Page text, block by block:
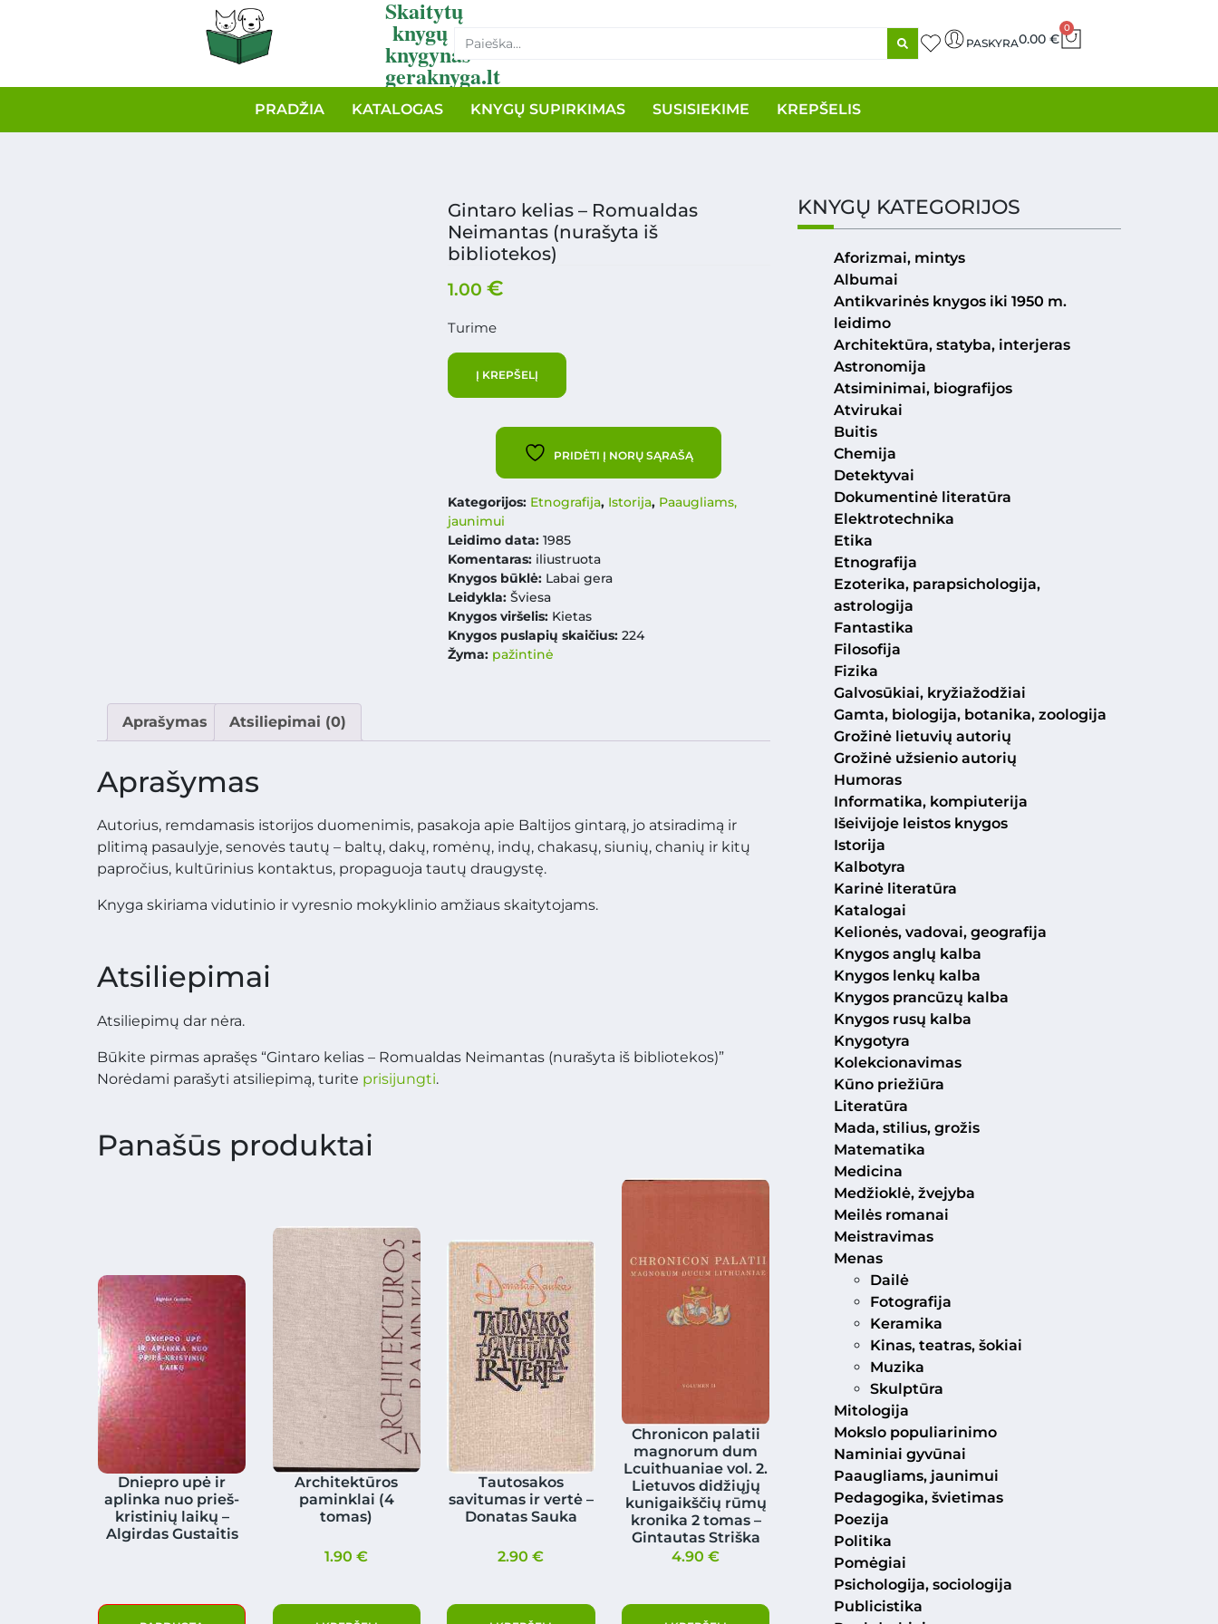
Skaitytų
knygų
knygynas
geraknyga.lt
PASKYRA0.00 €
0
PRADŽIA KATALOGAS KNYGŲ SUPIRKIMAS SUSISIEKIME KREPŠELIS
Gintaro kelias – Romualdas
Neimantas (nurašyta iš
bibliotekos)
1.00 €
Turime
Į KREPŠELĮ
PRIDĖTI Į NORŲ SĄRAŠĄ
Kategorijos: Etnografija, Istorija, Paaugliams,
jaunimui
Leidimo data:1985
Komentaras: iliustruota
Knygos būklė: Labai gera
Leidykla:Šviesa
Knygos viršelis: Kietas
Knygos puslapių skaičius: 224
Žyma: pažintinė
Aprašymas Atsiliepimai (0)
Aprašymas
Autorius, remdamasis istorijos duomenimis, pasakoja apie Baltijos gintarą, jo atsiradimą ir
plitimą pasaulyje, senovės tautų – baltų, dakų, romėnų, indų, chakasų, siunių, chanių ir kitų
papročius, kultūrinius kontaktus, propaguoja tautų draugystę.
Knyga skiriama vidutinio ir vyresnio mokyklinio amžiaus skaitytojams.
Atsiliepimai
Atsiliepimų dar nėra.
Būkite pirmas aprašęs “Gintaro kelias – Romualdas Neimantas (nurašyta iš bibliotekos)”
Norėdami parašyti atsiliepimą, turite prisijungti.
Panašūs produktai
Dniepro upė ir
aplinka nuo prieš-
kristinių laikų –
Algirdas Gustaitis
Architektūros
paminklai (4
tomas)
1.90€
Tautosakos
savitumas ir vertė –
Donatas Sauka
2.90€
Chronicon palatii
magnorum dum
Lcuithuaniae vol. 2.
Lietuvos didžiųjų
kunigaikščių rūmų
kronika 2 tomas –
Gintautas Striška
4.90€
KNYGŲ KATEGORIJOS
Aforizmai, mintys
Albumai
Antikvarinės knygos iki 1950 m.
leidimo
Architektūra, statyba, interjeras
Astronomija
Atsiminimai, biografijos
Atvirukai
Buitis
Chemija
Detektyvai
Dokumentinė literatūra
Elektrotechnika
Etika
Etnografija
Ezoterika, parapsichologija,
astrologija
Fantastika
Filosofija
Fizika
Galvosūkiai, kryžiažodžiai
Gamta, biologija, botanika, zoologija
Grožinė lietuvių autorių
Grožinė užsienio autorių
Humoras
Informatika, kompiuterija
Išeivijoje leistos knygos
Istorija
Kalbotyra
Karinė literatūra
Katalogai
Kelionės, vadovai, geografija
Knygos anglų kalba
Knygos lenkų kalba
Knygos prancūzų kalba
Knygos rusų kalba
Knygotyra
Kolekcionavimas
Kūno priežiūra
Literatūra
Mada, stilius, grožis
Matematika
Medicina
Medžioklė, žvejyba
Meilės romanai
Meistravimas
Menas
Dailė
Fotografija
Keramika
Kinas, teatras, šokiai
Muzika
Skulptūra
Mitologija
Mokslo populiarinimo
Naminiai gyvūnai
Paaugliams, jaunimui
Pedagogika, švietimas
Poezija
Politika
Pomėgiai
Psichologija, sociologija
Publicistika